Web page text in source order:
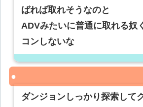
ばれば取れそうなのと
ADVみたいに普通に取れる奴
コンしないな
ダンジョンしっかり探索して